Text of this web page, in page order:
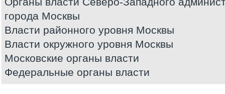
города Москвы
Власти районного уровня Москвы
Власти окружного уровня Москвы
Московские органы власти
Федеральные органы власти